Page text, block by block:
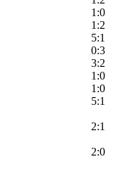
1:0
1:2
5:1
0:3
3:2
1:0
1:0
5:1
2:1
2:0